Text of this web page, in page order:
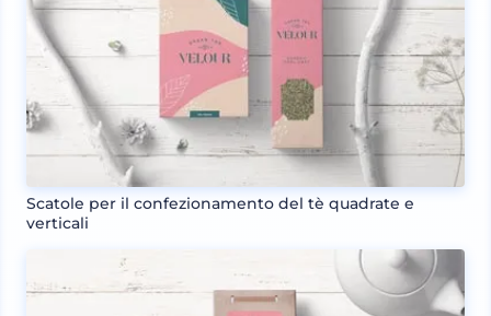
Scatole per il confezionamento del tè quadrate e
verticali